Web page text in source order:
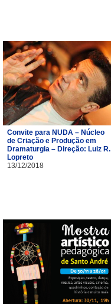
Convite para NUDA – Núcleo
de Criação e Produção em
Dramaturgia – Direção: Luiz R.
Lopreto
13/12/2018